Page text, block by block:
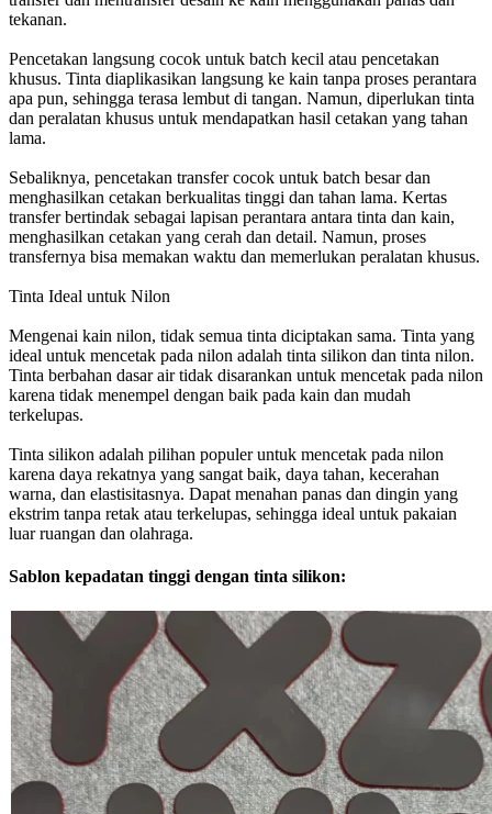
tekanan.
Pencetakan langsung cocok untuk batch kecil atau pencetakan
khusus. Tinta diaplikasikan langsung ke kain tanpa proses perantara
apa pun, sehingga terasa lembut di tangan. Namun, diperlukan tinta
dan peralatan khusus untuk mendapatkan hasil cetakan yang tahan
lama.
Sebaliknya, pencetakan transfer cocok untuk batch besar dan
menghasilkan cetakan berkualitas tinggi dan tahan lama. Kertas
transfer bertindak sebagai lapisan perantara antara tinta dan kain,
menghasilkan cetakan yang cerah dan detail. Namun, proses
transfernya bisa memakan waktu dan memerlukan peralatan khusus.
Tinta Ideal untuk Nilon
Mengenai kain nilon, tidak semua tinta diciptakan sama. Tinta yang
ideal untuk mencetak pada nilon adalah tinta silikon dan tinta nilon.
Tinta berbahan dasar air tidak disarankan untuk mencetak pada nilon
karena tidak menempel dengan baik pada kain dan mudah
terkelupas.
Tinta silikon adalah pilihan populer untuk mencetak pada nilon
karena daya rekatnya yang sangat baik, daya tahan, kecerahan
warna, dan elastisitasnya. Dapat menahan panas dan dingin yang
ekstrim tanpa retak atau terkelupas, sehingga ideal untuk pakaian
luar ruangan dan olahraga.
Sablon kepadatan tinggi dengan tinta silikon: